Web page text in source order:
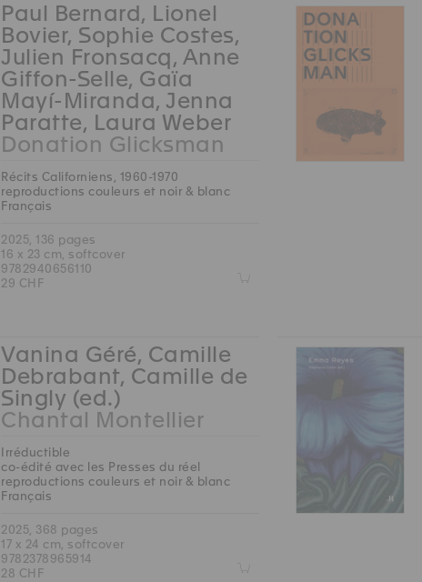
Paul Bernard, Lionel
Bovier, Sophie Costes,
Julien Fronsacq, Anne
Giffon-Selle, Gaïa
Mayí-Miranda, Jenna
Paratte, Laura Weber
Donation Glicksman
Récits Californiens, 1960-1970
reproductions couleurs et noir & blanc
Français
2025, 136 pages
16 x 23 cm, softcover
9782940656110
29 CHF
Z
Vanina Géré, Camille
Debrabant, Camille de
Singly (ed.)
Chantal Montellier
Irréductible
co-édité avec les Presses du réel
reproductions couleurs et noir & blanc
Français
2025, 368 pages
17 x 24 cm, softcover
9782378965914
28 CHF
Z